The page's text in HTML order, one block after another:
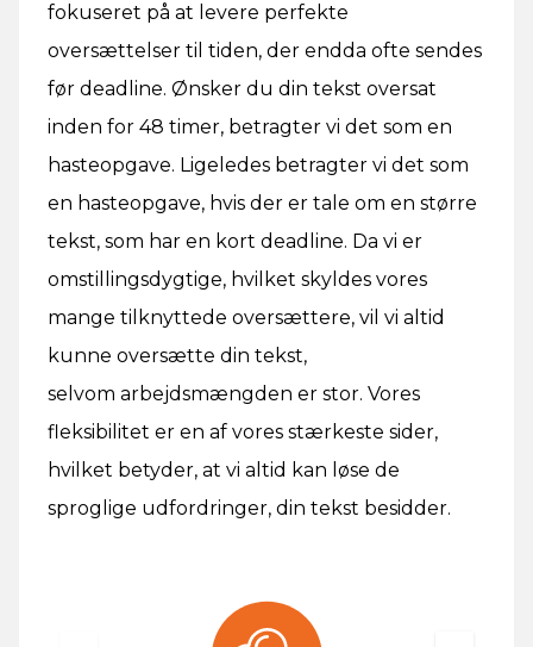
fokuseret på at levere perfekte
oversættelser til tiden, der endda ofte sendes
før deadline. Ønsker du din tekst oversat
inden for 48 timer, betragter vi det som en
hasteopgave. Ligeledes betragter vi det som
en hasteopgave, hvis der er tale om en større
tekst, som har en kort deadline. Da vi er
omstillingsdygtige, hvilket skyldes vores
mange tilknyttede oversættere, vil vi altid
kunne oversætte din tekst,
selvom arbejdsmængden er stor. Vores
fleksibilitet er en af vores stærkeste sider,
hvilket betyder, at vi altid kan løse de
sproglige udfordringer, din tekst besidder.